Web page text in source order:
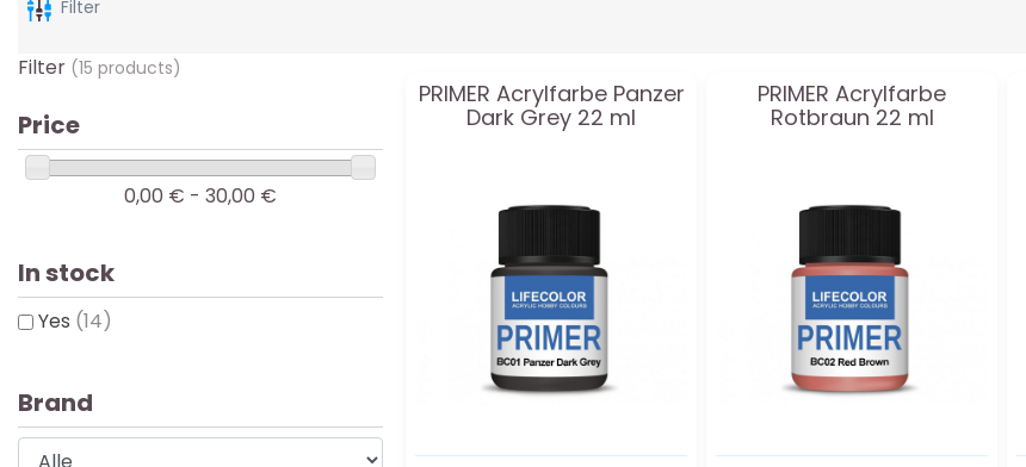
Filter
PRIMER Acrylfarbe Panzer
Dark Grey 22 ml
PRIMER Acrylfarbe
Rotbraun 22 ml
Filter (15 products)
Price
0,00 € - 30,00 €
In stock
Yes (14)
Brand